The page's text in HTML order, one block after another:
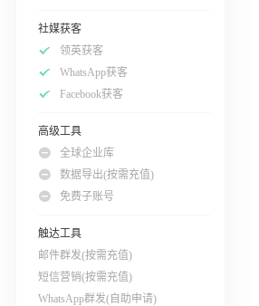
社媒获客
领英获客
WhatsApp获客
Facebook获客
高级工具
全球企业库
数据导出(按需充值)
免费子账号
触达工具
邮件群发(按需充值)
短信营销(按需充值)
WhatsApp群发(自助申请)